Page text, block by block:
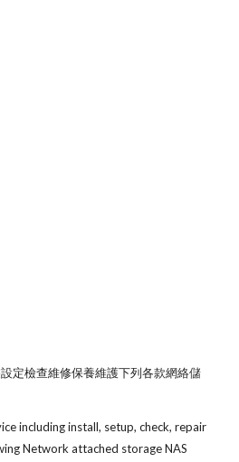
定檢查維修保養維護下列各款網絡儲
including install, setup, check, repair
Network attached storage NAS